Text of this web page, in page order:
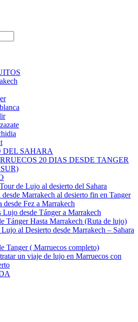
DEL SAHARA
20 DIAS DESDE TANGER
de Lujo al desierto del Sahara
desde Marrakech al desierto fin en Tanger
desde Fez a Marrakech
desde Tánger a Marrakech
Tánger Hasta Marrakech (Ruta de lujo)
al Desierto desde Marrakech – Sahara
Tanger ( Marruecos completo)
un viaje de lujo en Marruecos con